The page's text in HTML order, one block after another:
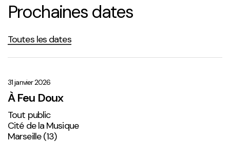
Prochaines dates
Toutes les dates
Doux
31 janvier 2026
À Feu Doux
Tout public
Cité de la Musique
Marseille (13)